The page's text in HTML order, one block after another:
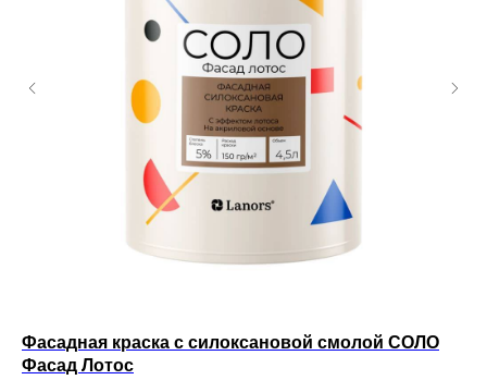
Фасадная краска с силоксановой смолой СОЛО
Фасад Лотос